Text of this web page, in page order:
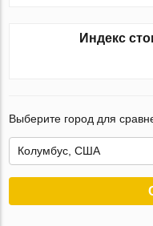
Индекс
Выберите город для